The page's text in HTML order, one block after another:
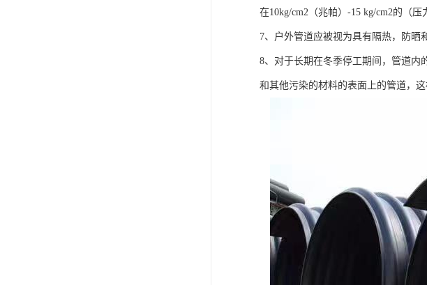
在10kg/cm2（兆帕）-15 kg/cm2的（压
7、户外管道应被视为具有隔热，防晒
8、对于长期在冬季停工期间，管道内
和其他污染的材料的表面上的管道，这